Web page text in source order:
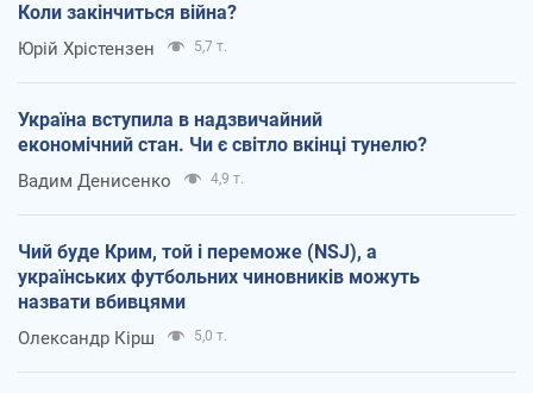
Коли закінчиться війна?
Юрій Хрістензен 5,7 т.
Україна вступила в надзвичайний
економічний стан. Чи є світло вкінці тунелю?
Вадим Денисенко 4,9 т.
Чий буде Крим, той і переможе (NSJ), а
українських футбольних чиновників можуть
назвати вбивцями
Олександр Кірш 5,0 т.